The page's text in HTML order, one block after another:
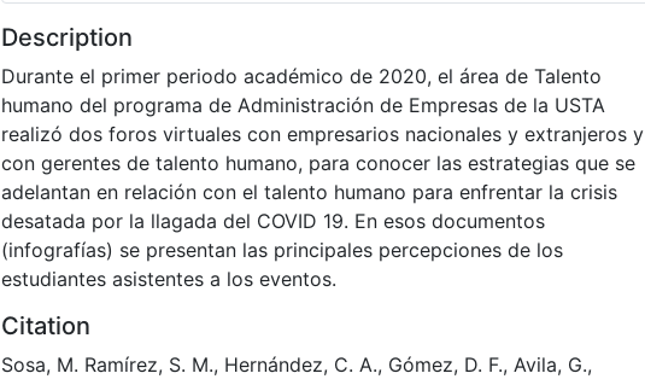
Description
Durante el primer periodo académico de 2020, el área de Talento
humano del programa de Administración de Empresas de la USTA
realizó dos foros virtuales con empresarios nacionales y extranjeros y
con gerentes de talento humano, para conocer las estrategias que se
adelantan en relación con el talento humano para enfrentar la crisis
desatada por la llagada del COVID 19. En esos documentos
(infografías) se presentan las principales percepciones de los
estudiantes asistentes a los eventos.
Citation
Sosa, M. Ramírez, S. M., Hernández, C. A., Gómez, D. F., Avila, G.,